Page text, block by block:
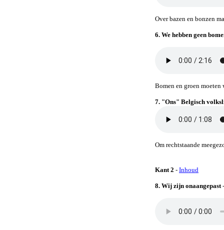
Over bazen en bonzen
6. We hebben geen
Bomen en groen
7. "Ons" Belgisch
Om rechtstaande
Kant 2 - Inhoud
8. Wij zijn onaangepast